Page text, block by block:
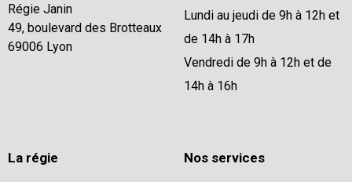
Régie Janin
49, boulevard des Brotteaux
69006 Lyon
Lundi au jeudi de 9h à 12h et
de 14h à 17h
Vendredi de 9h à 12h et de
14h à 16h
La régie Nos services